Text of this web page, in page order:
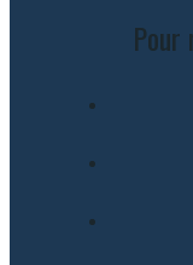
Pour